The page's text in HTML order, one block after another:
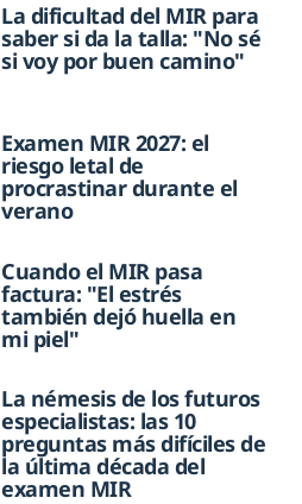
La dificultad del MIR para
saber si da la talla: "No sé
si voy por buen camino"
Examen MIR 2027: el
riesgo letal de
procrastinar durante el
verano
Cuando el MIR pasa
factura: "El estrés
también dejó huella en
mi piel"
La némesis de los futuros
especialistas: las 10
preguntas más difíciles de
la última década del
examen MIR